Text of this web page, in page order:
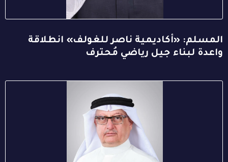
المسلم: «أكاديمية ناصر للغولف» انطلاقة
واعدة لبناء جيل رياضي مُحترف